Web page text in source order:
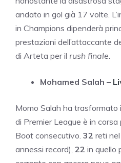
andato in gol già 17 volte.
in Champions dipenderà
prestazioni dell’attaccante
di Arteta per il rush finale.
Mohamed Salah –
Momo Salah ha trasformato
di Premier League è in corsa
Boot consecutivo. 32 reti
annessi record), 22 in quello